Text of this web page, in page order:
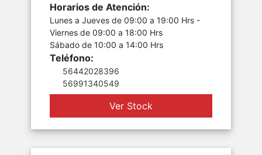
Horarios de Atención:
Lunes a Jueves de 09:00 a 19:00 Hrs -
Viernes de 09:00 a 18:00 Hrs
Sábado de 10:00 a 14:00 Hrs
Teléfono:
56442028396
56991340549
Ver Stock